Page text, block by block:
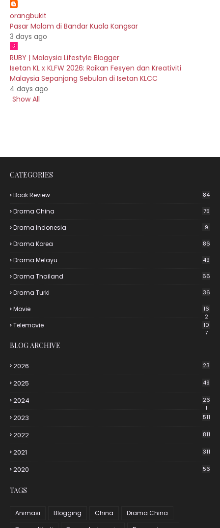
orangbukit
Pasar Malam di Bandar Kuala Kangsar
3 days ago
RUBY | Malaysia Lifestyle Blogger
Isetan KL x KLFW 2026: Raikan Fesyen dan Kreativiti
Malaysia Sepanjang Sebulan di Isetan KLCC
4 days ago
Show All
CATEGORIES
Book Review 84
Drama China 75
Drama Indonesia 9
Drama Korea 86
Drama Melayu 49
Drama Thailand 66
Drama Turki 36
Movie
16
2
Telemovie
10
7
BLOG ARCHIVE
2026 23
2025 49
2024
26
1
2023 511
2022 811
2021 311
2020 56
TAGS
Animasi Blogging China
Drama China